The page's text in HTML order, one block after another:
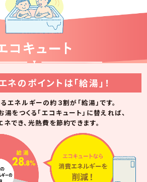
のポイントは「給湯」！
エネルギーの約３割が「給湯」です。
をつくる「エコキュート」に替えれば、
でき、光熱費を節約できます。